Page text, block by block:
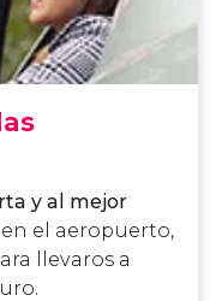
y al mejor
el aeropuerto,
llevaros a